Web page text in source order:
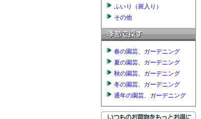
ふいり（斑入り）
その他
春の園芸、ガーデニング
夏の園芸、ガーデニング
秋の園芸、ガーデニング
冬の園芸、ガーデニング
通年の園芸、ガーデニング